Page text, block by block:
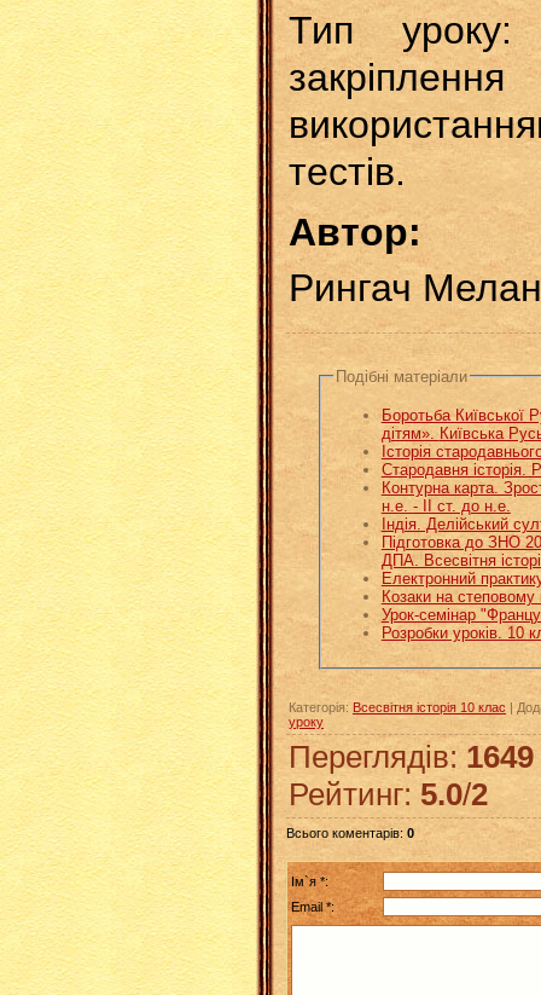
Тип уроку:
тестів.
Автор:
Рингач
Подібні матеріали
Боротьба
дітям».
Історія
Стародавня історія.
Контурна карта.
н.е. - ІІ ст. до н.е.
Індія. Делійський
Підготовка до ЗНО
ДПА. Всесвітня
Електронний
Козаки на
Урок-семінар
Розробки уроків. 10
Категорія: Всесвітня історія 10 клас
уроку
Переглядів: 1649
Рейтинг: 5.0/2
Всього коментарів: 0
Ім`я *:
Email *: